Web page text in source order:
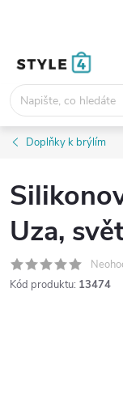
Doplňky k brýlím
Uza,
Kód produktu: 13474